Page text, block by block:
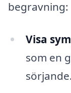
begravning:
Visa
som en
sörjande.